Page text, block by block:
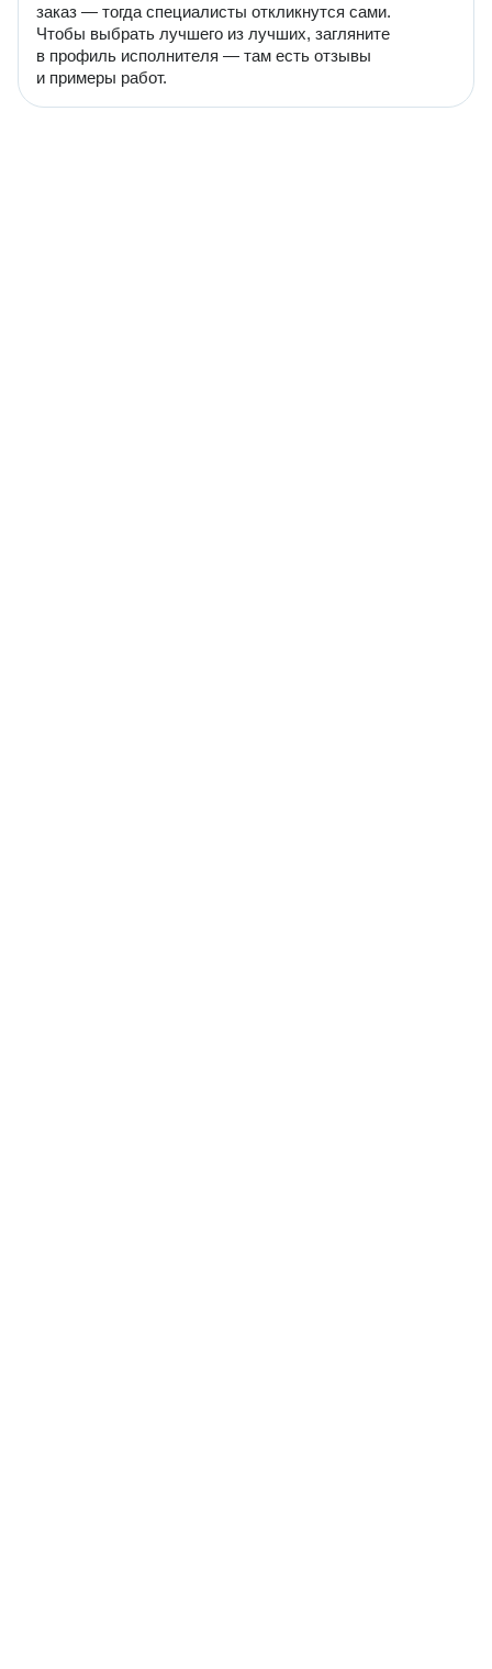
заказ — тогда специалисты откликнутся сами.
Чтобы выбрать лучшего из лучших, загляните
в профиль исполнителя — там есть отзывы
и примеры работ.